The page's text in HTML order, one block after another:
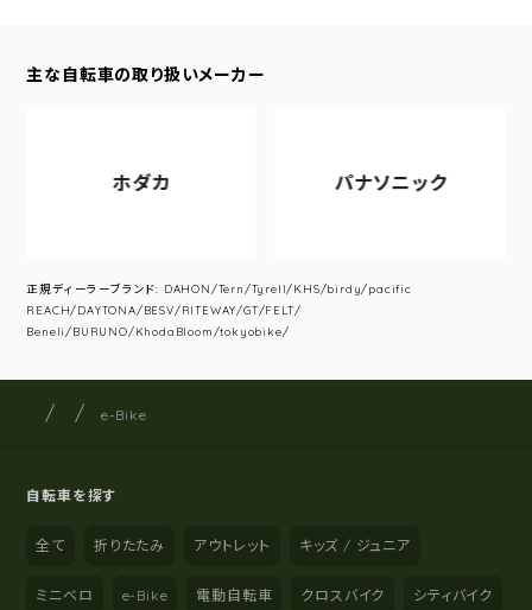
主な自転車の取り扱いメーカー
ホダカ パナソニック
正規ディーラーブランド: DAHON/Tern/Tyrell/KHS/birdy/pacific
REACH/DAYTONA/BESV/RITEWAY/GT/FELT/
Beneli/BURUNO/KhodaBloom/tokyobike/
サイト内の現在地
サイクルショップナカゴヤ
e-Bike
自転車を探す
全て 折りたたみ アウトレット キッズ / ジュニア
ミニベロ e-Bike 電動自転車 クロスバイク シティバイク